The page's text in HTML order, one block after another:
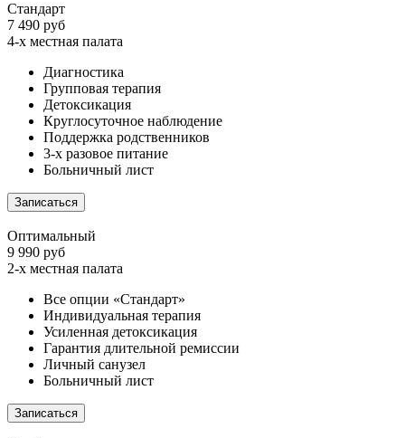
Стандарт
7 490 руб
4-х местная палата
Диагностика
Групповая терапия
Детоксикация
Круглосуточное наблюдение
Поддержка родственников
3-х разовое питание
Больничный лист
Записаться
Оптимальный
9 990 руб
2-х местная палата
Все опции «Стандарт»
Индивидуальная терапия
Усиленная детоксикация
Гарантия длительной ремиссии
Личный санузел
Больничный лист
Записаться